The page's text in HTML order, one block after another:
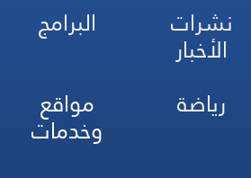
نشرات
الأخبار
البرامج
رياضة مواقع
وخدمات